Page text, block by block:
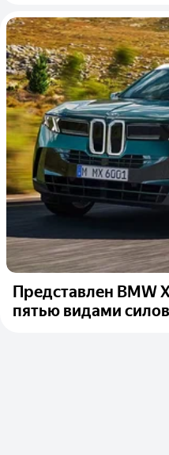
Представлен BMW
пятью видами